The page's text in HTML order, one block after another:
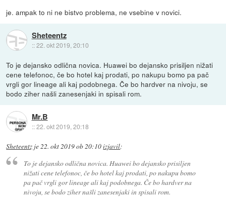
je. ampak to ni ne bistvo problema, ne vsebine v novici.
Sheteentz
::22. okt 2019, 20:10
To je dejansko odlična novica. Huawei bo dejansko prisiljen nižati
cene telefonoc, če bo hotel kaj prodati, po nakupu bomo pa pač
vrgli gor lineage ali kaj podobnega. Če bo hardver na nivoju, se
bodo ziher našli zanesenjaki in spisali rom.
Mr.B
::22. okt 2019, 20:18
Sheteentz je22. okt 2019 ob 20:10izjavil:
To je dejansko odlična novica. Huawei bo dejansko prisiljen
nižati cene telefonoc, če bo hotel kaj prodati, po nakupu bomo
pa pač vrgli gor lineage ali kaj podobnega. Če bo hardver na
nivoju, se bodo ziher našli zanesenjaki in spisali rom.